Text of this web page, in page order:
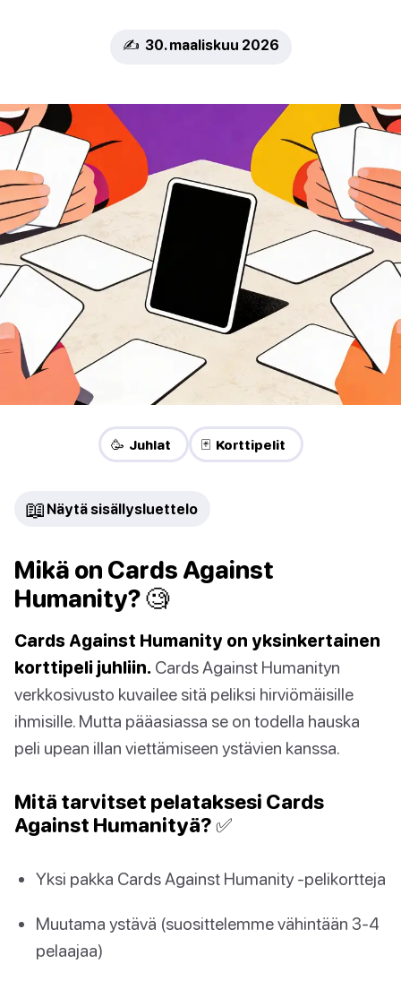
✍️ 30. maaliskuu 2026
🥳 Juhlat 🃏 Korttipelit
📖 Näytä sisällysluettelo
Mikä on Cards Against
Humanity? 🧐
Cards Against Humanity on yksinkertainen
korttipeli juhliin. Cards Against Humanityn
verkkosivusto kuvailee sitä peliksi hirviömäisille
ihmisille. Mutta pääasiassa se on todella hauska
peli upean illan viettämiseen ystävien kanssa.
Mitä tarvitset pelataksesi Cards
Against Humanityä? ✅
Yksi pakka Cards Against Humanity -pelikortteja
Muutama ystävä (suosittelemme vähintään 3-4
pelaajaa)